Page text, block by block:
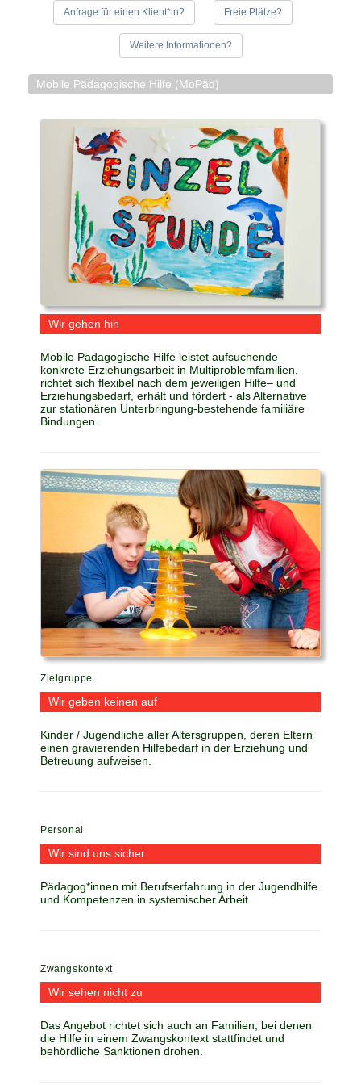
Anfrage für einen Klient*in? Freie Plätze?
Weitere Informationen?
Mobile Pädagogische Hilfe (MoPäd)
Wir gehen hin
Mobile Pädagogische Hilfe leistet aufsuchende
konkrete Erziehungsarbeit in Multiproblemfamilien,
richtet sich flexibel nach dem jeweiligen Hilfe– und
Erziehungsbedarf, erhält und fördert - als Alternative
zur stationären Unterbringung-bestehende familiäre
Bindungen.
Zielgruppe
Wir geben keinen auf
Kinder / Jugendliche aller Altersgruppen, deren Eltern
einen gravierenden Hilfebedarf in der Erziehung und
Betreuung aufweisen.
Personal
Wir sind uns sicher
Pädagog*innen mit Berufserfahrung in der Jugendhilfe
und Kompetenzen in systemischer Arbeit.
Zwangskontext
Wir sehen nicht zu
Das Angebot richtet sich auch an Familien, bei denen
die Hilfe in einem Zwangskontext stattfindet und
behördliche Sanktionen drohen.